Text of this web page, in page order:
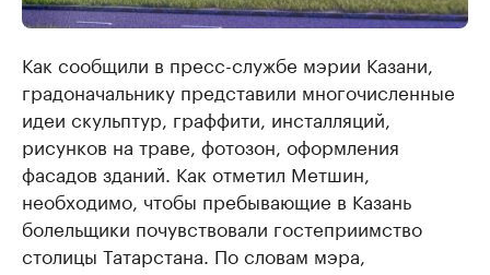
Как сообщили в пресс-службе мэрии Казани,
градоначальнику представили многочисленные
идеи скульптур, граффити, инсталляций,
рисунков на траве, фотозон, оформления
фасадов зданий. Как отметил Метшин,
необходимо, чтобы пребывающие в Казань
болельщики почувствовали гостеприимство
столицы Татарстана. По словам мэра,